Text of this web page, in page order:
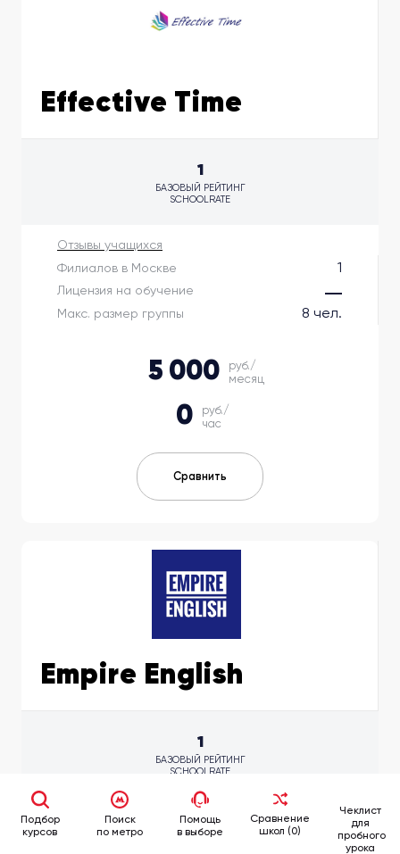
Effective Time
Отзывы учащихся
Филиалов в Москве
1
Макс. размер группы 8 чел.
Лицензия на обучение
1
БАЗОВЫЙ РЕЙТИНГ
SCHOOLRATE
5 000
руб./
месяц
0
руб./
час
Сравнить
Empire English
Отзывы учащихся
Филиалов в Москве 1
1
БАЗОВЫЙ РЕЙТИНГ
SCHOOLRATE
Подбор
курсов
Поиск
по метро
Помощь
в выборе
Сравнение
школ (0)
Чеклист
для
пробного
урока